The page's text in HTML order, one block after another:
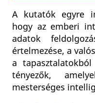
A kutatók egyre
hogy az emberi
adatok
értelmezése, a
a
tényezők,
mesterséges